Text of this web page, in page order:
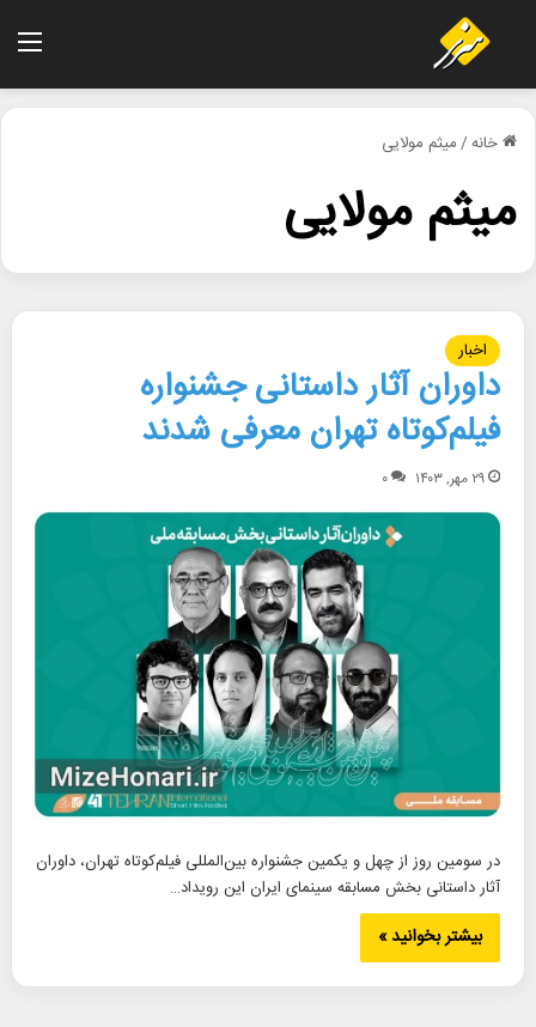
خانه/میثم مولایی
میثم مولایی
اخبار
داوران آثار داستانی جشنواره
فیلم‌کوتاه تهران معرفی شدند
۲۹ مهر, ۱۴۰۳ ۰
در سومین روز از چهل و یکمین جشنواره بین‌المللی فیلم‌کوتاه تهران، داوران
آثار داستانی بخش مسابقه سینمای ایران این رویداد…
بیشتر بخوانید »